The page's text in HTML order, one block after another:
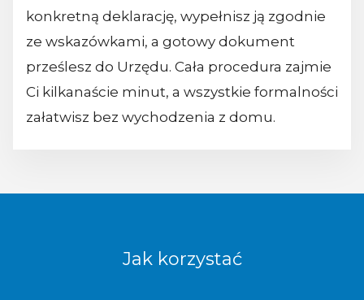
konkretną deklarację, wypełnisz ją zgodnie
ze wskazówkami, a gotowy dokument
prześlesz do Urzędu. Cała procedura zajmie
Ci kilkanaście minut, a wszystkie formalności
załatwisz bez wychodzenia z domu.
Jak korzystać